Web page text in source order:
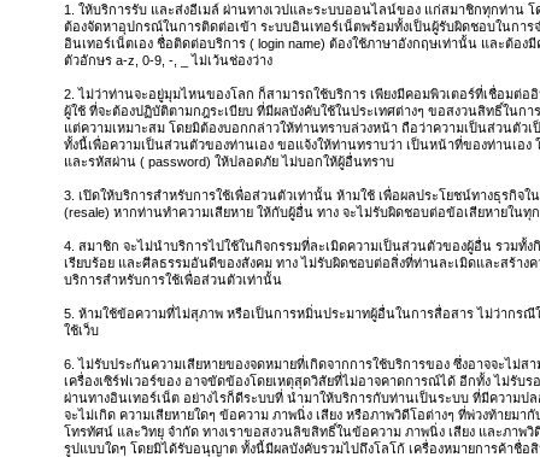
1. ให้บริการรับ และส่งอีเมล์ ผ่านทางเวปและระบบออนไลน์ของ แก่สมาชิกทุกท่าน
ต้องจัดหาอุปกรณ์ในการติดต่อเข้า ระบบอินเทอร์เน็ตพร้อมทั้งเป็นผู้รับผิดชอบในการ
อินเทอร์เน็ตเอง ชื่อติดต่อบริการ ( login name) ต้องใช้ภาษาอังกฤษเท่านั้น และต้อง
ตัวอักษร a-z, 0-9, -, _ ไม่เว้นช่องว่าง
2. ไม่ว่าท่านจะอยู่มุมไหนของโลก ก็สามารถใช้บริการ เพียงมีคอมพิวเตอร์ที่เชื่อมต่
ผู้ใช้ ที่จะต้องปฏิบัติตามกฎระเบียบ ที่มีผลบังคับใช้ในประเทศต่างๆ ขอสงวนสิทธิ์ในกา
แต่ความเหมาะสม โดยมิต้องบอกกล่าวให้ท่านทราบล่วงหน้า ถือว่าความเป็นส่วนตัว
ทั้งนี้เพื่อความเป็นส่วนตัวของท่านเอง ขอแจ้งให้ท่านทราบว่า เป็นหน้าที่ของท่านเอง
และรหัสผ่าน ( password) ให้ปลอดภัย ไม่บอกให้ผู้อื่นทราบ
3. เปิดให้บริการสำหรับการใช้เพื่อส่วนตัวเท่านั้น ห้ามใช้ เพื่อผลประโยชน์ทางธุรกิจ
(resale) หากท่านทำความเสียหาย ให้กับผู้อื่น ทาง จะไม่รับผิดชอบต่อข้อเสียหายในทุ
4. สมาชิก จะไม่นำบริการไปใช้ในกิจกรรมที่ละเมิดความเป็นส่วนตัวของผู้อื่น รวมทั้
เรียบร้อย และศีลธรรมอันดีของสังคม ทาง ไม่รับผิดชอบต่อสิ่งที่ท่านละเมิดและสร้าง
บริการสำหรับการใช้เพื่อส่วนตัวเท่านั้น
5. ห้ามใช้ข้อความที่ไม่สุภาพ หรือเป็นการหมิ่นประมาทผู้อื่นในการสื่อสาร ไม่ว่ากร
ใช้เว็บ
6. ไม่รับประกันความเสียหายของจดหมายที่เกิดจากการใช้บริการของ ซึ่งอาจจะไม่ส
เครื่องเซิร์ฟเวอร์ของ อาจขัดข้องโดยเหตุสุดวิสัยที่ไม่อาจคาดการณ์ได้ อีกทั้ง ไม่รับ
ผ่านทางอินเทอร์เน็ต อย่างไรก็ดีระบบที่ นำมาให้บริการกับท่านเป็นระบบ ที่มีความป
จะไม่เกิด ความเสียหายใดๆ ข้อความ ภาพนิ่ง เสียง หรือภาพวิดีโอต่างๆ ที่พ่วงท้ายมา
โทรทัศน์ และวิทยุ จำกัด ทางเราขอสงวนลิขสิทธิ์ในข้อความ ภาพนิ่ง เสียง และภาพ
รูปแบบใดๆ โดยมิได้รับอนุญาต ทั้งนี้มีผลบังคับรวมไปถึงโลโก้ เครื่องหมายการค้าชื่อ